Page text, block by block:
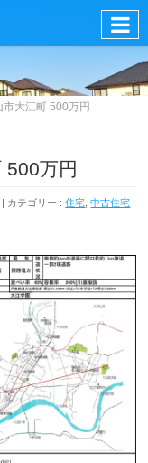
市大江町 500万円
500万円
カテゴリー :住宅 ,中古住宅